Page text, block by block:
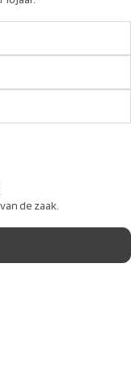
de zaak.